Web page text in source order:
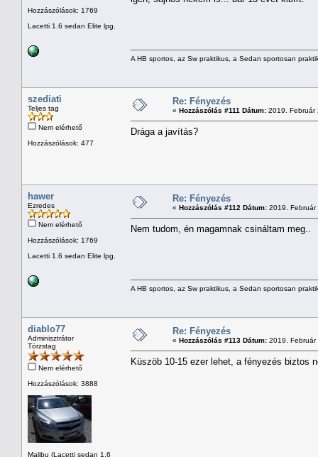
Hozzászólások: 1769
Lacetti 1.6 sedan Elite lpg.
A HB sportos, az Sw praktikus, a Sedan sportosan
szediati
Teljes tag
Nem elérhető
Hozzászólások: 477
Re: Fényezés
« Hozzászólás #111 Dátum: 2019. Február
Drága a javítás?
hawer
Ezredes
Nem elérhető
Hozzászólások: 1769
Lacetti 1.6 sedan Elite lpg.
Re: Fényezés
« Hozzászólás #112 Dátum: 2019.
Nem tudom, én magamnak csináltam meg..
A HB sportos, az Sw praktikus, a Sedan sportosan
diablo77
Adminisztrátor
Törzstag
Nem elérhető
Hozzászólások: 3888
Malibu (Lacetti sedan 1.6
Re: Fényezés
« Hozzászólás #113 Dátum: 2019.
Küszöb 10-15 ezer lehet, a fényezés biztos